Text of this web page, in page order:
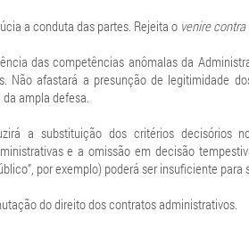
a conduta das partes. Rejeita o venire
das competências anômalas da
Não afastará a presunção de legitimidade
ampla defesa.
a substituição dos critérios decisórios
e a omissão em decisão
por exemplo) poderá ser insuficiente
do direito dos contratos administrativos.